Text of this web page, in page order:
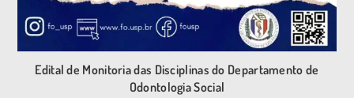
Edital de Monitoria das Disciplinas do Departamento de
Odontologia Social